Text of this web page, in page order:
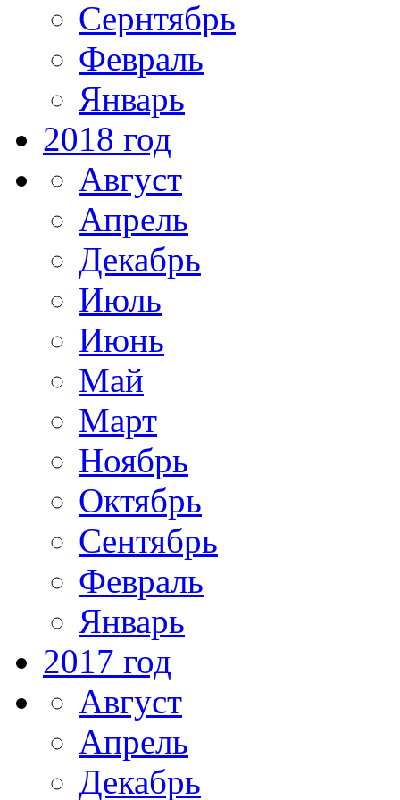
Сернтябрь
Февраль
Январь
2018 год
Август
Апрель
Декабрь
Июль
Июнь
Май
Март
Ноябрь
Октябрь
Сентябрь
Февраль
Январь
2017 год
Август
Апрель
Декабрь